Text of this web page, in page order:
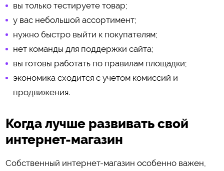
вы только тестируете товар;
у вас небольшой ассортимент;
нужно быстро выйти к покупателям;
нет команды для поддержки сайта;
вы готовы работать по правилам площадки;
экономика сходится с учетом комиссий и
продвижения.
Когда лучше развивать свой
интернет-магазин
Собственный интернет-магазин особенно важен,